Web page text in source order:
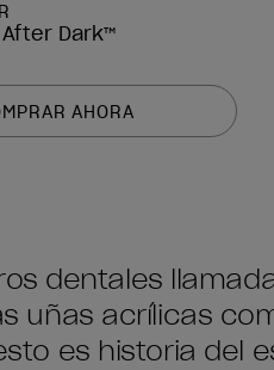
Dark™
AHORA
dentales
uñas acrílicas
es historia del